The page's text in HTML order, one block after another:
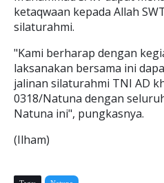
ketaqwaan kepada Allah
silaturahmi.
"Kami berharap dengan
laksanakan bersama ini
jalinan silaturahmi TNI AD
0318/Natuna dengan
Natuna ini", pungkasnya.
(Ilham)